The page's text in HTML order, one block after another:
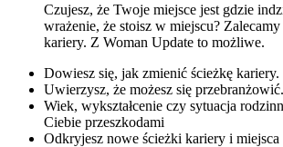
Czujesz, że Twoje miejsce jest gdzie
wrażenie, że stoisz w miejscu?
kariery. Z Woman Update to możliwe.
Dowiesz się, jak zmienić ścieżkę kariery.
Uwierzysz, że możesz się przebranżowić.
Wiek, wykształcenie czy sytuacja
Ciebie przeszkodami
Odkryjesz nowe ścieżki kariery i miejsca